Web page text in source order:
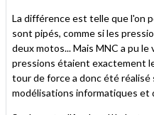
La différence est telle que l'on
sont pipés, comme si les
deux motos... Mais MNC a pu
pressions étaient exactement
tour de force a donc été réalisé
modélisations informatiques et